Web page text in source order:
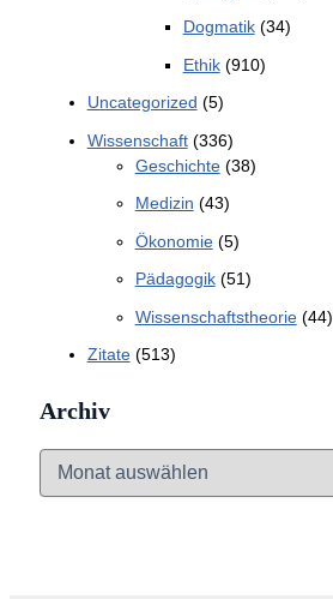
Dogmatik(34)
Ethik(910)
Uncategorized (5)
Wissenschaft(336)
Geschichte(38)
Medizin (43)
Ökonomie(5)
Pädagogik(51)
Wissenschaftstheorie(44)
Zitate(513)
Archiv